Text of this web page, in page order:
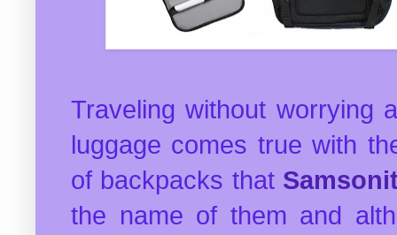
Traveling without worrying
luggage comes true with
of backpacks that
the name of them and